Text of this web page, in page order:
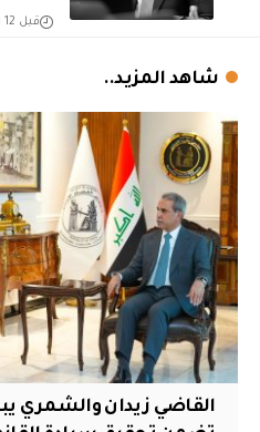
قبل 12 ساعة
شاهد المزيد..
القاضي زيدان والشمري